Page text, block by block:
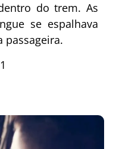
do trem. As
se espalhava
passageira.